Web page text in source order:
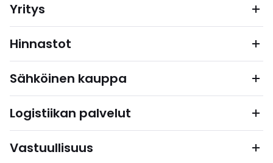
Yritys
Hinnastot
Sähköinen kauppa
Logistiikan palvelut
Vastuullisuus